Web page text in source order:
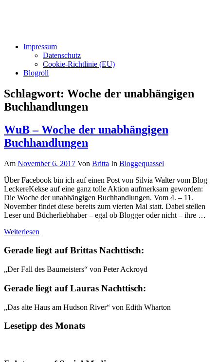
Impressum
Datenschutz
Cookie-Richtlinie (EU)
Blogroll
Schlagwort: Woche der unabhängigen
Buchhandlungen
WuB – Woche der unabhängigen
Buchhandlungen
Am November 6, 2017 Von Britta In Bloggequassel
Über Facebook bin ich auf einen Post von Silvia Walter vom Blog
LeckereKekse auf eine ganz tolle Aktion aufmerksam geworden:
Die Woche der unabhängigen Buchhandlungen. Vom 4. – 11.
November findet diese bereits zum vierten Mal statt. Dabei stellen
Leser und Bücherliebhaber – egal ob Blogger oder nicht – ihre …
Weiterlesen
Gerade liegt auf Brittas Nachttisch:
„Der Fall des Baumeisters“ von Peter Ackroyd
Gerade liegt auf Lauras Nachttisch:
„Das alte Haus am Hudson River“ von Edith Wharton
Lesetipp des Monats